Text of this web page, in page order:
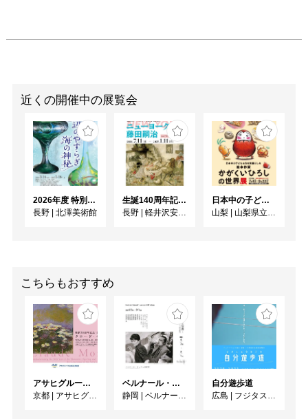
近くの開催中の展覧会
2026年度 特別展「ガレとドーム、アール･ヌーヴォーのガラス 水辺のやすらぎ、海の神秘」
長野
北澤美術館
生誕140周年記念企画 ニューヨークの藤田嗣治
長野
軽井沢安東美術館
日本中の子どもたちを笑顔にした絵本作家 かがくいひろしの世界展
山梨
山梨県立文学館
こちらもおすすめ
アサヒグループ大山崎山荘美術館 開館30周年記念展「没後100年 クロード・モネ」
京都
アサヒグループ大山崎山荘美術館
ベルナール・ビュフェと写真 ーカメラがとらえたビュフェとその時代、そして21 世紀へ
静岡
ベルナール・ビュフェ美術館
自分遊歩道
広島
フジタスクエアまるくる大野